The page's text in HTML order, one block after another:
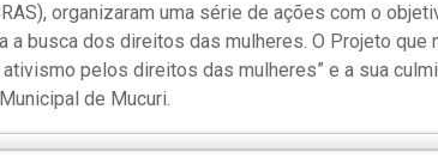
organizaram uma série de ações com o
a busca dos direitos das mulheres. O Projeto
pelos direitos das mulheres” e a sua
de Mucuri.